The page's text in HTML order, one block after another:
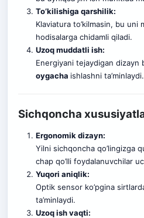
To’kilishiga qarshilik:
Klaviatura to’kilmasin, bu uni
hodisalarga chidamli qiladi.
Uzoq muddatli ish:
Energiyani tejaydigan dizayn
oygacha ishlashni ta’minlaydi.
Sichqoncha
Ergonomik dizayn:
Yilni sichqoncha qo’lingizga
chap qo’lli foydalanuvchilar
Yuqori aniqlik:
Optik sensor ko’pgina
ta’minlaydi.
Uzoq ish vaqti: